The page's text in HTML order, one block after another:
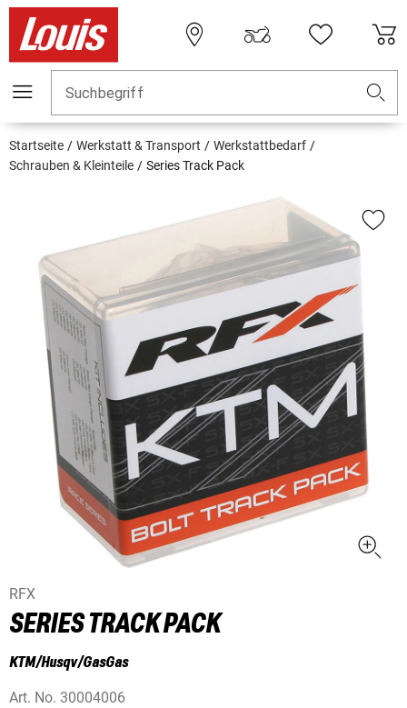
Suchbegriff
Startseite Werkstatt & Transport
Werkstattbedarf
Schrauben & Kleinteile
Series Track Pack
RFX
SERIES TRACK PACK
KTM/Husqv/GasGas
Art. No. 30004006